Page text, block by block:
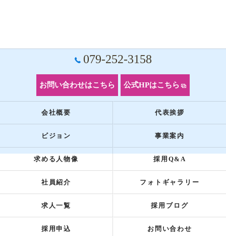
079-252-3158
お問い合わせはこちら 公式HPはこちら
会社概要 代表挨拶
ビジョン 事業案内
求める人物像 採用Q&A
社員紹介 フォトギャラリー
求人一覧 採用ブログ
採用申込 お問い合わせ